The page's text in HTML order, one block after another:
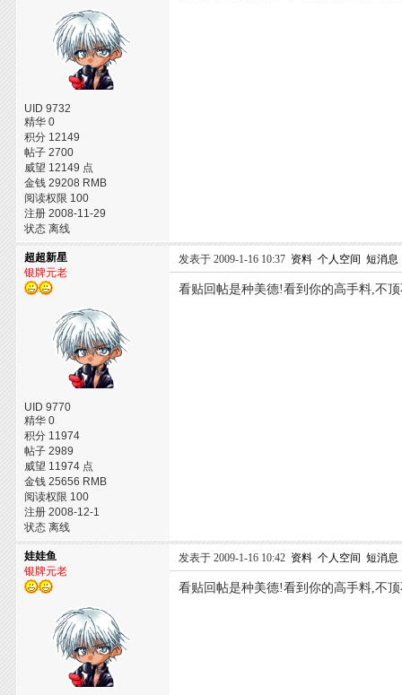
UID 9732
精华 0
积分 12149
帖子 2700
威望 12149 点
金钱 29208 RMB
阅读权限 100
注册 2008-11-29
状态 离线
超超新星
银牌元老
UID 9770
精华 0
积分 11974
帖子 2989
威望 11974 点
金钱 25656 RMB
阅读权限 100
注册 2008-12-1
状态 离线
发表于 2009-1-16 10:37 资料 个人空间 短消息
看贴回帖是种美德!看到你的高手料,不
娃娃鱼
银牌元老
发表于 2009-1-16 10:42 资料 个人空间 短消息
看贴回帖是种美德!看到你的高手料,不